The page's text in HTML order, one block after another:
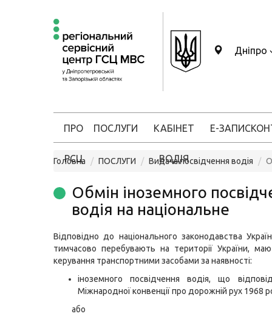
Дніпро
ПРО
РСЦ
ПОСЛУГИ КАБІНЕТ
ВОДІЯ
Е-ЗАПИС
Головна ПОСЛУГИ Видача посвідчення водія
Обмін іноземного
водія на національне
Відповідно до національного законодавства
тимчасово перебувають на території України,
керування транспортними засобами за наявності:
іноземного посвідчення водія, що
Міжнародної конвенції про дорожній рух 1968
або